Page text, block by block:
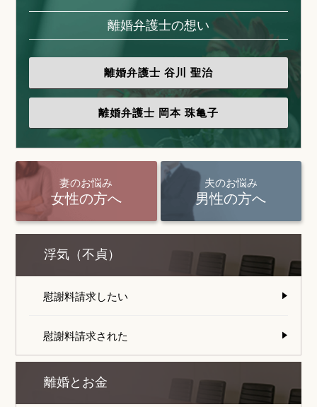
離婚弁護士の想い
離婚弁護士 谷川 聖治
離婚弁護士 岡本 珠亀子
妻のお悩み
女性の方へ
夫のお悩み
男性の方へ
浮気（不貞）
慰謝料請求したい
慰謝料請求された
離婚とお金